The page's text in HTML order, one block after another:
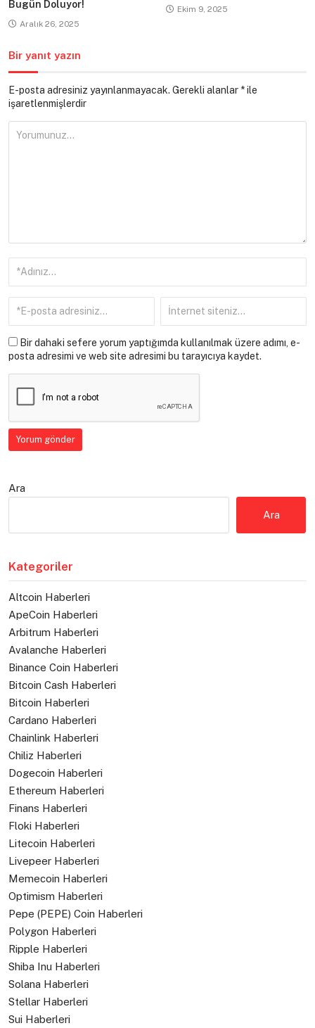
Bugün Doluyor!
Aralık 26, 2025
Ekim 9, 2025
Bir yanıt yazın
E-posta adresiniz yayınlanmayacak. Gerekli alanlar *ile
işaretlenmişlerdir
Bir dahaki sefere yorum yaptığımda kullanılmak üzere adımı, e-
posta adresimi ve web site adresimi bu tarayıcıya kaydet.
Ara
Ara
Kategoriler
Altcoin Haberleri
ApeCoin Haberleri
Arbitrum Haberleri
Avalanche Haberleri
Binance Coin Haberleri
Bitcoin Cash Haberleri
Bitcoin Haberleri
Cardano Haberleri
Chainlink Haberleri
Chiliz Haberleri
Dogecoin Haberleri
Ethereum Haberleri
Finans Haberleri
Floki Haberleri
Litecoin Haberleri
Livepeer Haberleri
Memecoin Haberleri
Optimism Haberleri
Pepe (PEPE) Coin Haberleri
Polygon Haberleri
Ripple Haberleri
Shiba Inu Haberleri
Solana Haberleri
Stellar Haberleri
Sui Haberleri